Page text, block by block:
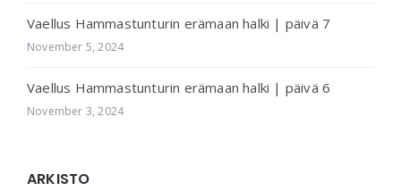
Vaellus Hammastunturin erämaan halki | päivä 7
November 5, 2024
Vaellus Hammastunturin erämaan halki | päivä 6
November 3, 2024
ARKISTO